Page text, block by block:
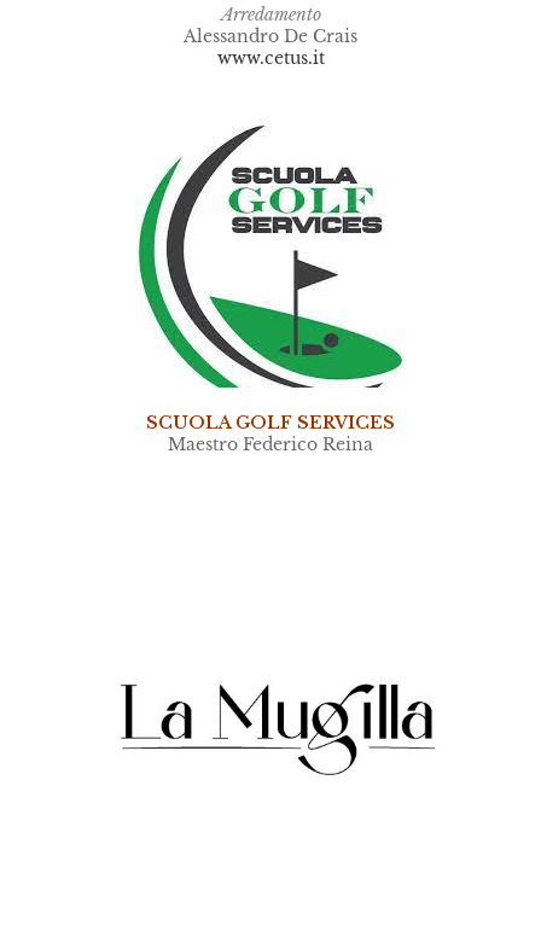
Arredamento
Alessandro De Crais
www.cetus.it
SCUOLA GOLF SERVICES
Maestro Federico Reina